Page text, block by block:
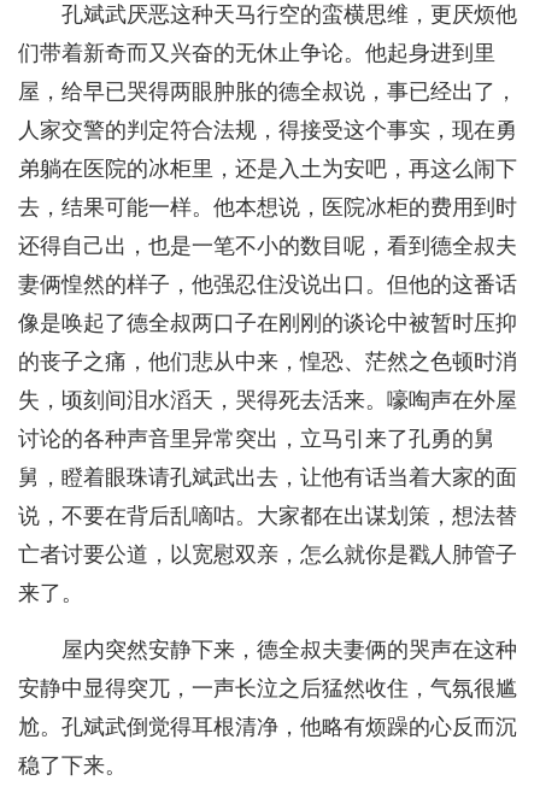
孔斌武厌恶这种天马行空的蛮横思维，更厌烦他
们带着新奇而又兴奋的无休止争论。他起身进到里
屋，给早已哭得两眼肿胀的德全叔说，事已经出了，
人家交警的判定符合法规，得接受这个事实，现在勇
弟躺在医院的冰柜里，还是入土为安吧，再这么闹下
去，结果可能一样。他本想说，医院冰柜的费用到时
还得自己出，也是一笔不小的数目呢，看到德全叔夫
妻俩惶然的样子，他强忍住没说出口。但他的这番话
像是唤起了德全叔两口子在刚刚的谈论中被暂时压抑
的丧子之痛，他们悲从中来，惶恐、茫然之色顿时消
失，顷刻间泪水滔天，哭得死去活来。嚎啕声在外屋
讨论的各种声音里异常突出，立马引来了孔勇的舅
舅，瞪着眼珠请孔斌武出去，让他有话当着大家的面
说，不要在背后乱嘀咕。大家都在出谋划策，想法替
亡者讨要公道，以宽慰双亲，怎么就你是戳人肺管子
来了。
屋内突然安静下来，德全叔夫妻俩的哭声在这种
安静中显得突兀，一声长泣之后猛然收住，气氛很尴
尬。孔斌武倒觉得耳根清净，他略有烦躁的心反而沉
稳了下来。